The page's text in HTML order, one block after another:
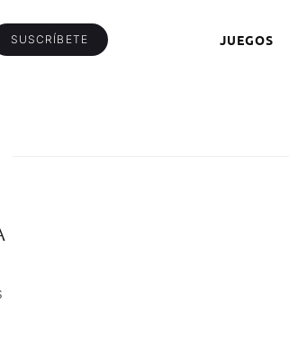
SUSCRÍBETE JUEGOS